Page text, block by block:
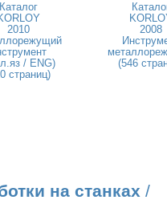
Каталог
2010
/ ENG)
страниц)
2008
(546
на станках /